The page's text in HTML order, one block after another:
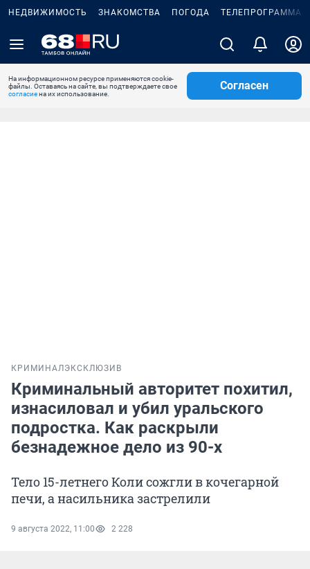
НЕДВИЖИМОСТЬ ЗНАКОМСТВА ПОГОДА ТЕЛЕПРОГРАММА
На информационном ресурсе применяются cookie-
файлы. Оставаясь на сайте, вы подтверждаете свое
согласиена их использование.
Согласен
КРИМИНАЛ ЭКСКЛЮЗИВ
Криминальный авторитет похитил,
изнасиловал и убил уральского
подростка. Как раскрыли
безнадежное дело из 90-х
Тело 15-летнего Коли сожгли в кочегарной
печи, а насильника застрелили
9 августа 2022, 11:00 2 228